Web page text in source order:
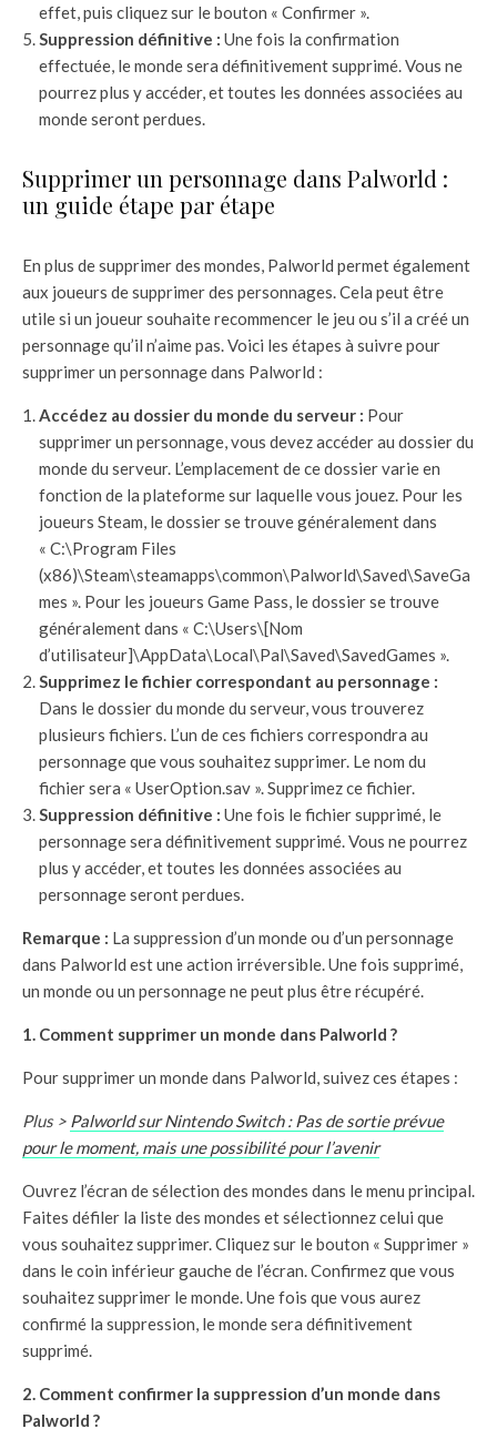
effet, puis cliquez sur le bouton « Confirmer ».
Suppression définitive : Une fois la confirmation
effectuée, le monde sera définitivement supprimé. Vous ne
pourrez plus y accéder, et toutes les données associées au
monde seront perdues.
Supprimer un personnage dans Palworld :
un guide étape par étape
En plus de supprimer des mondes, Palworld permet également
aux joueurs de supprimer des personnages. Cela peut être
utile si un joueur souhaite recommencer le jeu ou s’il a créé un
personnage qu’il n’aime pas. Voici les étapes à suivre pour
supprimer un personnage dans Palworld :
Accédez au dossier du monde du serveur : Pour
supprimer un personnage, vous devez accéder au dossier du
monde du serveur. L’emplacement de ce dossier varie en
fonction de la plateforme sur laquelle vous jouez. Pour les
joueurs Steam, le dossier se trouve généralement dans
« C:\Program Files
(x86)\Steam\steamapps\common\Palworld\Saved\SaveGa
mes ». Pour les joueurs Game Pass, le dossier se trouve
généralement dans « C:\Users\[Nom
d’utilisateur]\AppData\Local\Pal\Saved\SavedGames ».
Supprimez le fichier correspondant au personnage :
Dans le dossier du monde du serveur, vous trouverez
plusieurs fichiers. L’un de ces fichiers correspondra au
personnage que vous souhaitez supprimer. Le nom du
fichier sera « UserOption.sav ». Supprimez ce fichier.
Suppression définitive : Une fois le fichier supprimé, le
personnage sera définitivement supprimé. Vous ne pourrez
plus y accéder, et toutes les données associées au
personnage seront perdues.
Remarque : La suppression d’un monde ou d’un personnage
dans Palworld est une action irréversible. Une fois supprimé,
un monde ou un personnage ne peut plus être récupéré.
1. Comment supprimer un monde dans Palworld ?
Pour supprimer un monde dans Palworld, suivez ces étapes :
Plus > Palworld sur Nintendo Switch : Pas de sortie prévue
pour le moment, mais une possibilité pour l’avenir
Ouvrez l’écran de sélection des mondes dans le menu principal.
Faites défiler la liste des mondes et sélectionnez celui que
vous souhaitez supprimer. Cliquez sur le bouton « Supprimer »
dans le coin inférieur gauche de l’écran. Confirmez que vous
souhaitez supprimer le monde. Une fois que vous aurez
confirmé la suppression, le monde sera définitivement
supprimé.
2. Comment confirmer la suppression d’un monde dans
Palworld ?